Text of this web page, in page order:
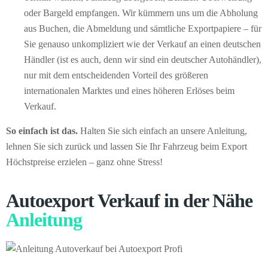
oder Bargeld empfangen. Wir kümmern uns um die Abholung
aus Buchen, die Abmeldung und sämtliche Exportpapiere – für
Sie genauso unkompliziert wie der Verkauf an einen deutschen
Händler (ist es auch, denn wir sind ein deutscher Autohändler),
nur mit dem entscheidenden Vorteil des größeren
internationalen Marktes und eines höheren Erlöses beim
Verkauf.
So einfach ist das. Halten Sie sich einfach an unsere Anleitung,
lehnen Sie sich zurück und lassen Sie Ihr Fahrzeug beim Export
Höchstpreise erzielen – ganz ohne Stress!
Autoexport Verkauf in der Nähe
Anleitung